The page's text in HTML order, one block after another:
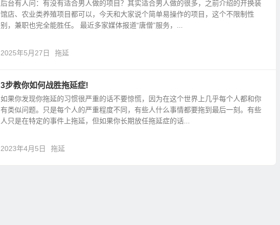
后台有人问：有没有适合男人做的项目？其实适合男人做的很多，之前介绍的开换装
馆店、农业类养殖项目都可以，今天和大家说个简单易操作的项目，这个不限制性
别，兼职也完全能胜任。 最近多家媒体报道“唐僧”服务，...
2025年5月27日 拖延
3步教你如何战胜拖延症!
如果你发现你拖延的习惯很严重的话不要惊慌，因为在这个世界上几乎每个人都和你
有类似问题。只是每个人的严重程度不同，有些人什么事情都要拖到最后一刻。有些
人只是在特定的事件上拖延，但如果你长期放任拖延症的话...
2023年4月5日 拖延